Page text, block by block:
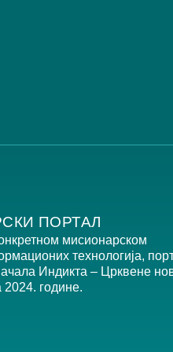
ПОРТАЛ
мисионарском
технологија,
Индикта – Црквене
2024. године.